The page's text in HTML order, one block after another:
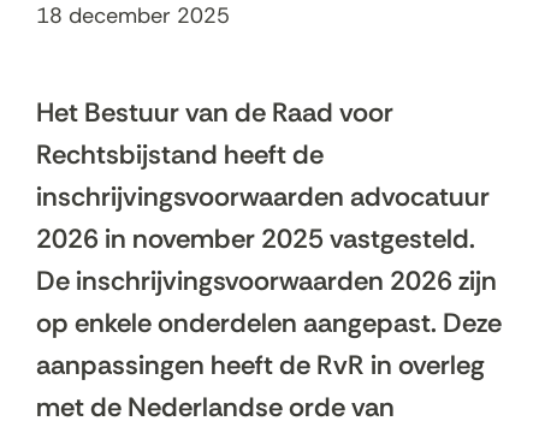
18 december 2025
Het Bestuur van de Raad voor
Rechtsbijstand heeft de
inschrijvingsvoorwaarden advocatuur
2026 in november 2025 vastgesteld.
De inschrijvingsvoorwaarden 2026 zijn
op enkele onderdelen aangepast. Deze
aanpassingen heeft de RvR in overleg
met de Nederlandse orde van